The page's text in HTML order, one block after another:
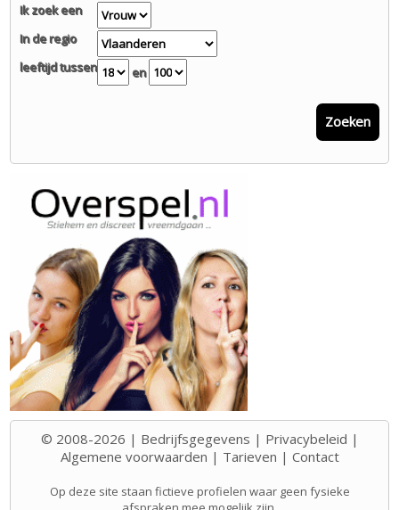
Ik zoek een
In de regio
leeftijd tussen
en
Zoeken
© 2008-2026 | Bedrijfsgegevens | Privacybeleid |
Algemene voorwaarden | Tarieven | Contact
Op deze site staan fictieve profielen waar geen fysieke